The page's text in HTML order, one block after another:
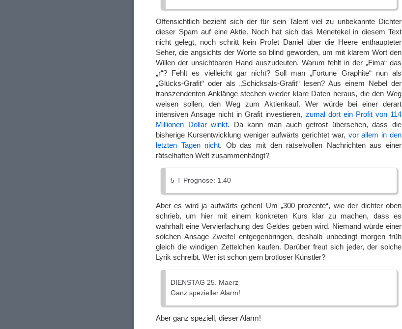
Offensichtlich bezieht sich der für sein Talent viel zu unbekannte Dichter
dieser Spam auf eine Aktie. Noch hat sich das Menetekel in diesem Text
nicht gelegt, noch schritt kein Profet Daniel über die Heere enthaupteter
Seher, die angsichts der Worte so blind geworden, um mit klarem Wort den
Willen der unsichtbaren Hand auszudeuten. Warum fehlt in der „Fima“ das
„r“? Fehlt es vielleicht gar nicht? Soll man „Fortune Graphite“ nun als
„Glücks-Grafit“ oder als „Schicksals-Grafit“ lesen? Aus einem Nebel der
transzendenten Anklänge stechen wieder klare Daten heraus, die den Weg
weisen sollen, den Weg zum Aktienkauf. Wer würde bei einer derart
intensiven Ansage nicht in Grafit investieren, zumal dort ein Profit von 114
Millionen Dollar winkt. Da kann man auch getrost übersehen, dass die
bisherige Kursentwicklung weniger aufwärts gerichtet war, vor allem in den
letzten Tagen nicht. Ob das mit den rätselvollen Nachrichten aus einer
rätselhaften Welt zusammenhängt?
5-T Prognose: 1.40
Aber es wird ja aufwärts gehen! Um „300 prozente“, wie der dichter oben
schrieb, um hier mit einem konkreten Kurs klar zu machen, dass es
wahrhaft eine Vervierfachung des Geldes geben wird. Niemand würde einer
solchen Ansage Zweifel entgegenbringen, deshalb unbedingt morgen früh
gleich die windigen Zettelchen kaufen. Darüber freut sich jeder, der solche
Lyrik schreibt. Wer ist schon gern brotloser Künstler?
DIENSTAG 25. Maerz
Ganz spezieller Alarm!
Aber ganz speziell, dieser Alarm!